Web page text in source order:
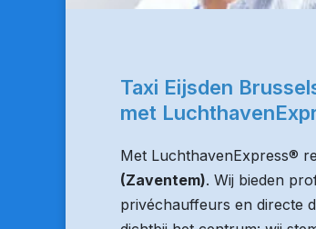
Taxi Eijsden
met
Met LuchthavenExpress®
(Zaventem). Wij bieden
privéchauffeurs en directe